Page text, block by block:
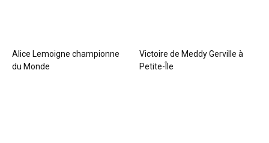
Alice Lemoigne championne
du Monde
Victoire de Meddy Gerville à
Petite-Île